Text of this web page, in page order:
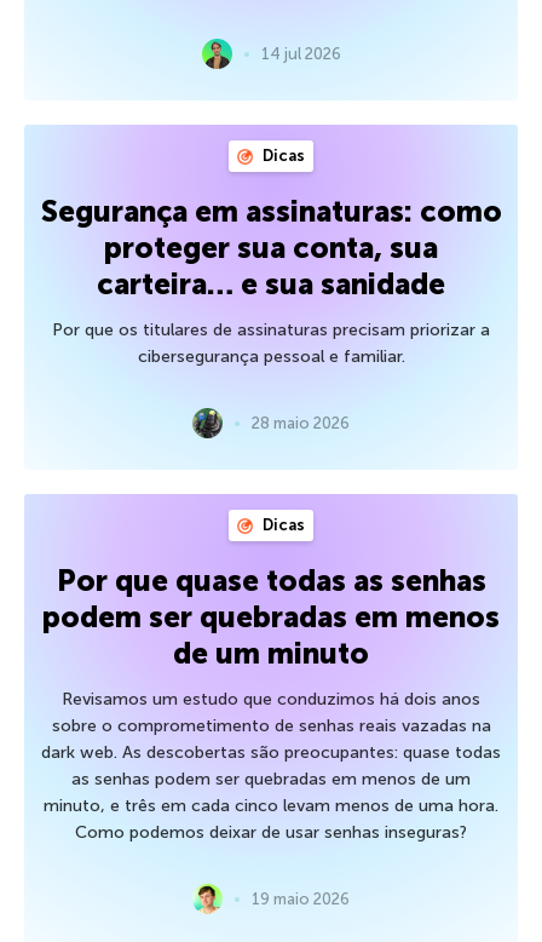
14 jul 2026
Dicas
Segurança em assinaturas: como
proteger sua conta, sua
carteira… e sua sanidade
Por que os titulares de assinaturas precisam priorizar a
cibersegurança pessoal e familiar.
28 maio 2026
Dicas
Por que quase todas as senhas
podem ser quebradas em menos
de um minuto
Revisamos um estudo que conduzimos há dois anos
sobre o comprometimento de senhas reais vazadas na
dark web. As descobertas são preocupantes: quase todas
as senhas podem ser quebradas em menos de um
minuto, e três em cada cinco levam menos de uma hora.
Como podemos deixar de usar senhas inseguras?
19 maio 2026